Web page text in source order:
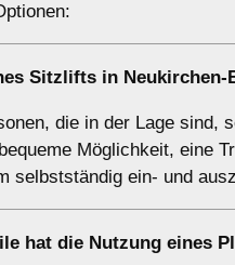
Sitzlifts in Neukirchen-
die in der Lage sind,
Möglichkeit, eine
selbstständig ein- und
hat die Nutzung eines